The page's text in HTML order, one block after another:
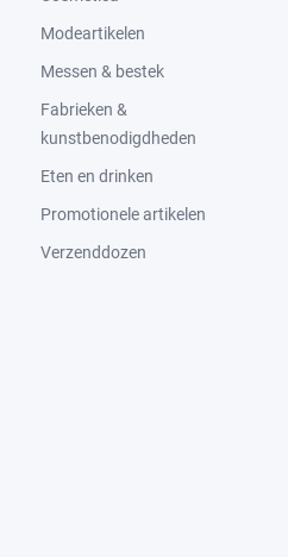
Modeartikelen
Messen & bestek
Fabrieken &
kunstbenodigdheden
Eten en drinken
Promotionele artikelen
Verzenddozen